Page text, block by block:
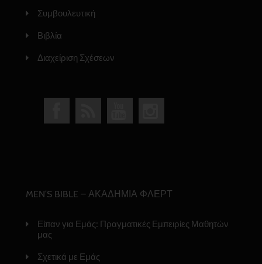
Συμβουλευτική
Βιβλία
Διαχείριση Σχέσεων
MEN’S BIBLE – ΑΚΑΔΗΜΙΑ ΦΛΕΡΤ
Είπαν για Εμάς: Πραγματικές Εμπειρίες Μαθητών
μας
Σχετικά με Εμάς